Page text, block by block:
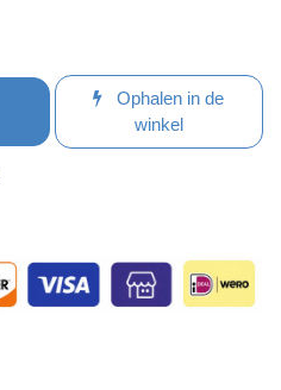
Ophalen in de
winkel